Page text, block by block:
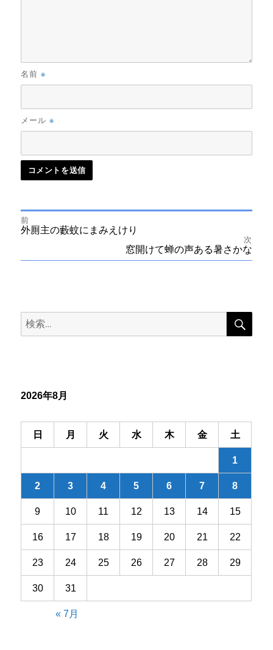
名前※
メール※
投
ゲ
ン
前
前
の
外厠主の藪蚊にまみえけり
次
窓開けて蝉の声ある暑さかな
検
索:
検
2026年8月
日 月 火 水 木 金 土
1
2 3 4 5 6 7 8
9 10 11 12 13 14 15
16 17 18 19 20 21 22
23 24 25 26 27 28 29
30 31
« 7月